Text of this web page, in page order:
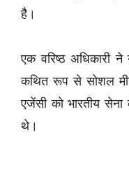
है।
एक वरिष्ठ अधिकारी ने
कथित रूप से सोशल
एजेंसी को भारतीय सेना
थे।